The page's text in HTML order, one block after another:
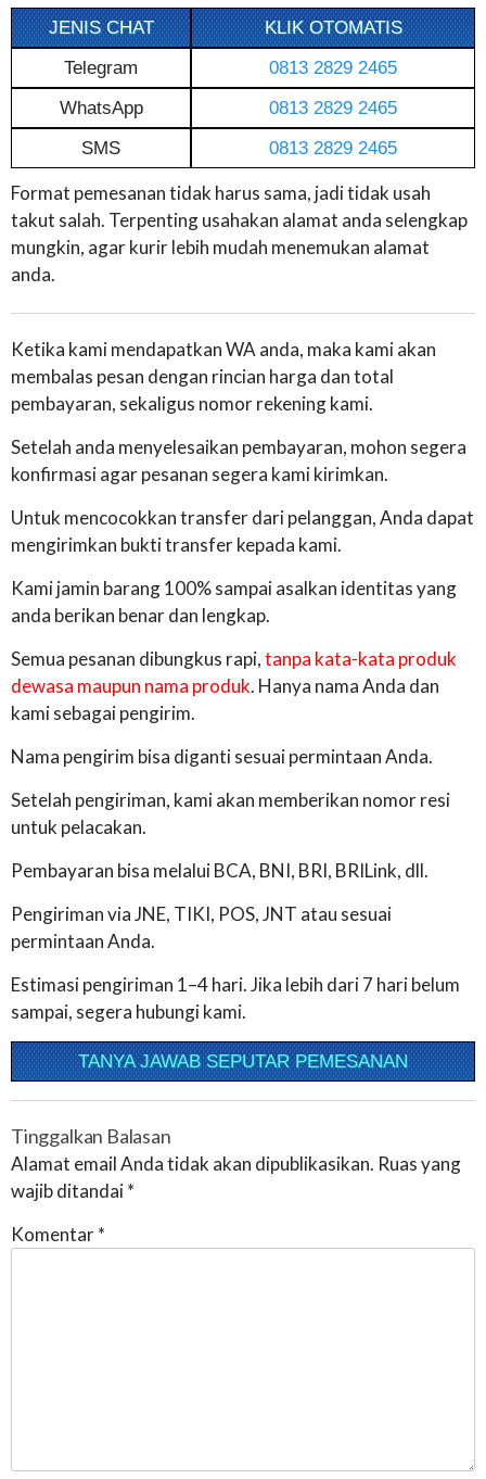
JENIS CHAT
KLIK OTOMATIS
Telegram
0813 2829 2465
WhatsApp
0813 2829 2465
SMS
0813 2829 2465
Format pemesanan tidak harus sama, jadi tidak usah
takut salah. Terpenting usahakan alamat anda selengkap
mungkin, agar kurir lebih mudah menemukan alamat
anda.
Ketika kami mendapatkan WA anda, maka kami akan
membalas pesan dengan rincian harga dan total
pembayaran, sekaligus nomor rekening kami.
Setelah anda menyelesaikan pembayaran, mohon segera
konfirmasi agar pesanan segera kami kirimkan.
Untuk mencocokkan transfer dari pelanggan, Anda dapat
mengirimkan bukti transfer kepada kami.
Kami jamin barang 100% sampai asalkan identitas yang
anda berikan benar dan lengkap.
Semua pesanan dibungkus rapi,tanpa kata-kata produk
dewasa maupun nama produk. Hanya nama Anda dan
kami sebagai pengirim.
Nama pengirim bisa diganti sesuai permintaan Anda.
Setelah pengiriman, kami akan memberikan nomor resi
untuk pelacakan.
Pembayaran bisa melalui BCA, BNI, BRI, BRILink, dll.
Pengiriman via JNE, TIKI, POS, JNT atau sesuai
permintaan Anda.
Estimasi pengiriman 1–4 hari. Jika lebih dari 7 hari belum
sampai, segera hubungi kami.
TANYA JAWAB SEPUTAR PEMESANAN
Tinggalkan Balasan
Alamat email Anda tidak akan dipublikasikan. Ruas yang
wajib ditandai*
Komentar*